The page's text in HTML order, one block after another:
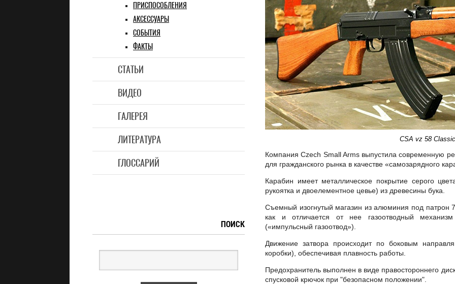
ПРИСПОСОБЛЕНИЯ
АКСЕССУАРЫ
СОБЫТИЯ
ФАКТЫ
СТАТЬИ
ВИДЕО
ГАЛЕРЕЯ
ЛИТЕРАТУРА
ГЛОССАРИЙ
CSA vz 58 Classic
Компания Czech Small Arms выпустила современную
для гражданского рынка в качестве «самозарядного
Карабин имеет металлическое покрытие серого
рукоятка и двоелементное цевье) из древесины бука.
Съемный изогнутый магазин из алюминия под патрон
как и отличается от нее газоотводный
(«импульсный газоотвод»).
Движение затвора происходит по боковым
коробки), обеспечивая плавность работы.
Предохранитель выполнен в виде правостороннего
спусковой крючок при "безопасном положении".
ПОИСК